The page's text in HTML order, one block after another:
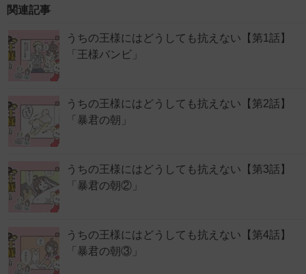
関連記事
うちの王様にはどうしても抗えない【第1話】
「王様バンビ」
うちの王様にはどうしても抗えない【第2話】
「暴君の朝」
うちの王様にはどうしても抗えない【第3話】
「暴君の朝②」
うちの王様にはどうしても抗えない【第4話】
「暴君の朝③」